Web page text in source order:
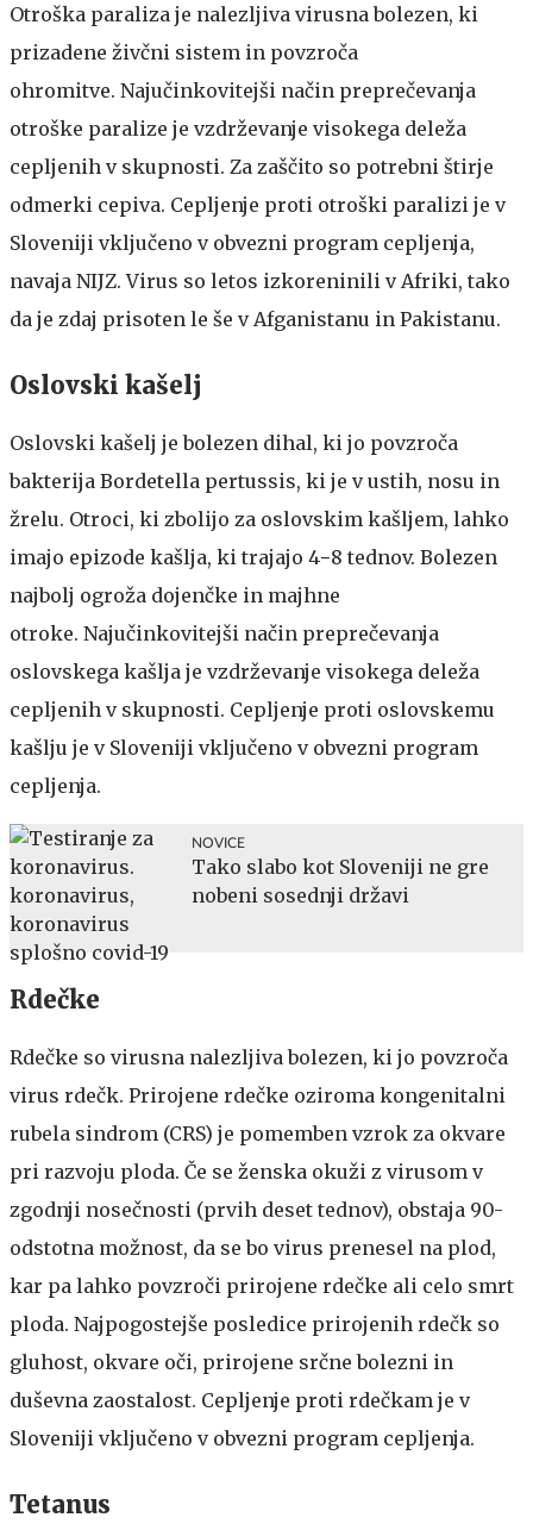
Otroška paraliza je nalezljiva virusna bolezen, ki
prizadene živčni sistem in povzroča
ohromitve. Najučinkovitejši način preprečevanja
otroške paralize je vzdrževanje visokega deleža
cepljenih v skupnosti. Za zaščito so potrebni štirje
odmerki cepiva. Cepljenje proti otroški paralizi je v
Sloveniji vključeno v obvezni program cepljenja,
navaja NIJZ. Virus so letos izkoreninili v Afriki, tako
da je zdaj prisoten le še v Afganistanu in Pakistanu.
Oslovski kašelj
Oslovski kašelj je bolezen dihal, ki jo povzroča
bakterija Bordetella pertussis, ki je v ustih, nosu in
žrelu. Otroci, ki zbolijo za oslovskim kašljem, lahko
imajo epizode kašlja, ki trajajo 4−8 tednov. Bolezen
najbolj ogroža dojenčke in majhne
otroke. Najučinkovitejši način preprečevanja
oslovskega kašlja je vzdrževanje visokega deleža
cepljenih v skupnosti. Cepljenje proti oslovskemu
kašlju je v Sloveniji vključeno v obvezni program
cepljenja.
NOVICE
Tako slabo kot Sloveniji ne gre
nobeni sosednji državi
Rdečke
Rdečke so virusna nalezljiva bolezen, ki jo povzroča
virus rdečk. Prirojene rdečke oziroma kongenitalni
rubela sindrom (CRS) je pomemben vzrok za okvare
pri razvoju ploda. Če se ženska okuži z virusom v
zgodnji nosečnosti (prvih deset tednov), obstaja 90-
odstotna možnost, da se bo virus prenesel na plod,
kar pa lahko povzroči prirojene rdečke ali celo smrt
ploda. Najpogostejše posledice prirojenih rdečk so
gluhost, okvare oči, prirojene srčne bolezni in
duševna zaostalost. Cepljenje proti rdečkam je v
Sloveniji vključeno v obvezni program cepljenja.
Tetanus